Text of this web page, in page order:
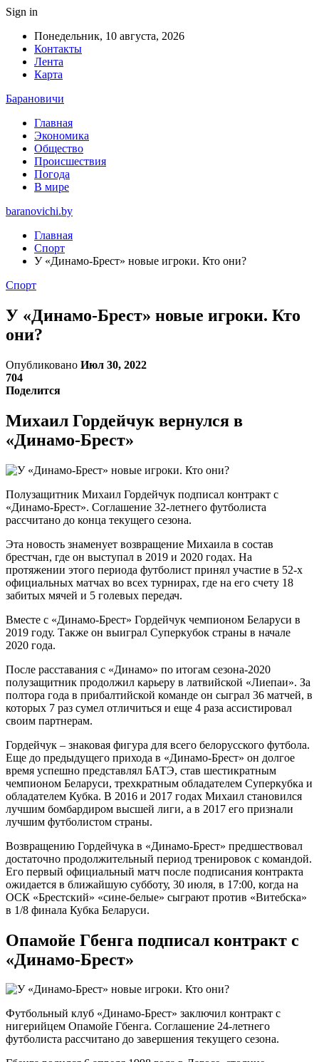
Sign in
Понедельник, 10 августа, 2026
Контакты
Лента
Карта
Барановичи
Главная
Экономика
Общество
Происшествия
Погода
В мире
baranovichi.by
Главная
Спорт
У «Динамо-Брест» новые игроки. Кто они?
Спорт
У «Динамо-Брест» новые игроки. Кто
они?
Опубликовано Июл 30, 2022
704
Поделится
Михаил Гордейчук вернулся в
«Динамо-Брест»
Полузащитник Михаил Гордейчук подписал контракт с
«Динамо-Брест». Соглашение 32-летнего футболиста
рассчитано до конца текущего сезона.
Эта новость знаменует возвращение Михаила в состав
брестчан, где он выступал в 2019 и 2020 годах. На
протяжении этого периода футболист принял участие в 52-х
официальных матчах во всех турнирах, где на его счету 18
забитых мячей и 5 голевых передач.
Вместе с «Динамо-Брест» Гордейчук чемпионом Беларуси в
2019 году. Также он выиграл Суперкубок страны в начале
2020 года.
После расставания с «Динамо» по итогам сезона-2020
полузащитник продолжил карьеру в латвийской «Лиепаи». За
полтора года в прибалтийской команде он сыграл 36 матчей, в
которых 7 раз сумел отличиться и еще 4 раза ассистировал
своим партнерам.
Гордейчук – знаковая фигура для всего белорусского футбола.
Еще до предыдущего прихода в «Динамо-Брест» он долгое
время успешно представлял БАТЭ, став шестикратным
чемпионом Беларуси, трехкратным обладателем Суперкубка и
обладателем Кубка. В 2016 и 2017 годах Михаил становился
лучшим бомбардиром высшей лиги, а в 2017 его признали
лучшим футболистом страны.
Возвращению Гордейчука в «Динамо-Брест» предшествовал
достаточно продолжительный период тренировок с командой.
Его первый официальный матч после подписания контракта
ожидается в ближайшую субботу, 30 июля, в 17:00, когда на
ОСК «Брестский» «сине-белые» сыграют против «Витебска»
в 1/8 финала Кубка Беларуси.
Опамойе Гбенга подписал контракт с
«Динамо-Брест»
Футбольный клуб «Динамо-Брест» заключил контракт с
нигерийцем Опамойе Гбенга. Соглашение 24-летнего
футболиста рассчитано до завершения текущего сезона.